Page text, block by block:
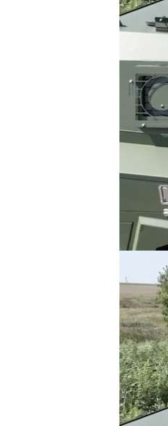
Ваш
Имя*